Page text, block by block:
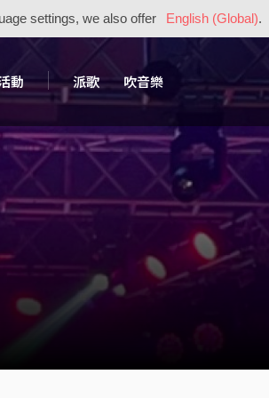
settings, we also offer English (Global).
動 派歌 吹音樂